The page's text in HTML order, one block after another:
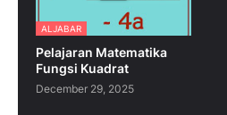
ALJABAR
Pelajaran Matematika
Fungsi Kuadrat
December 29, 2025